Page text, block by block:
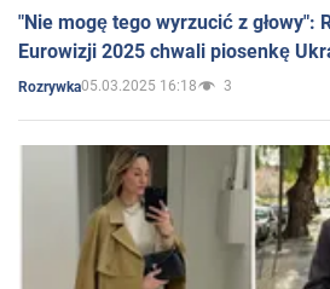
"Nie mogę tego wyrzucić z
Eurowizji 2025 chwali piosenkę
Rozrywka05.03.2025 16:18 3